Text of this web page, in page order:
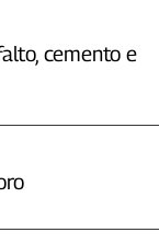
cemento e